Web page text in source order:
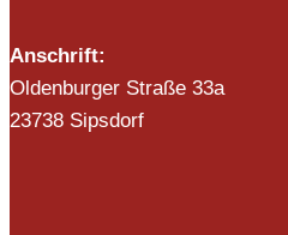
Anschrift:
Oldenburger Straße 33a
23738 Sipsdorf